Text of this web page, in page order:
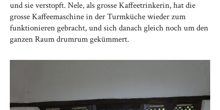
und sie verstopft. Nele, als grosse Kaffeetrinkerin, hat die
grosse Kaffeemaschine in der Turmküche wieder zum
funktionieren gebracht, und sich danach gleich noch um den
ganzen Raum drumrum gekümmert.